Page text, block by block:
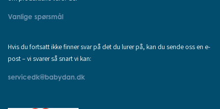
Vanlige spørsmål
Hvis du fortsatt ikke finner svar på det du lurer på, kan du sende oss en e-
post – vi svarer så snart vi kan:
servicedk@babydan.dk